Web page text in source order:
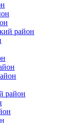
район
район